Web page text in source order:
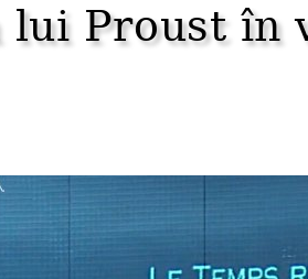
lui Proust în